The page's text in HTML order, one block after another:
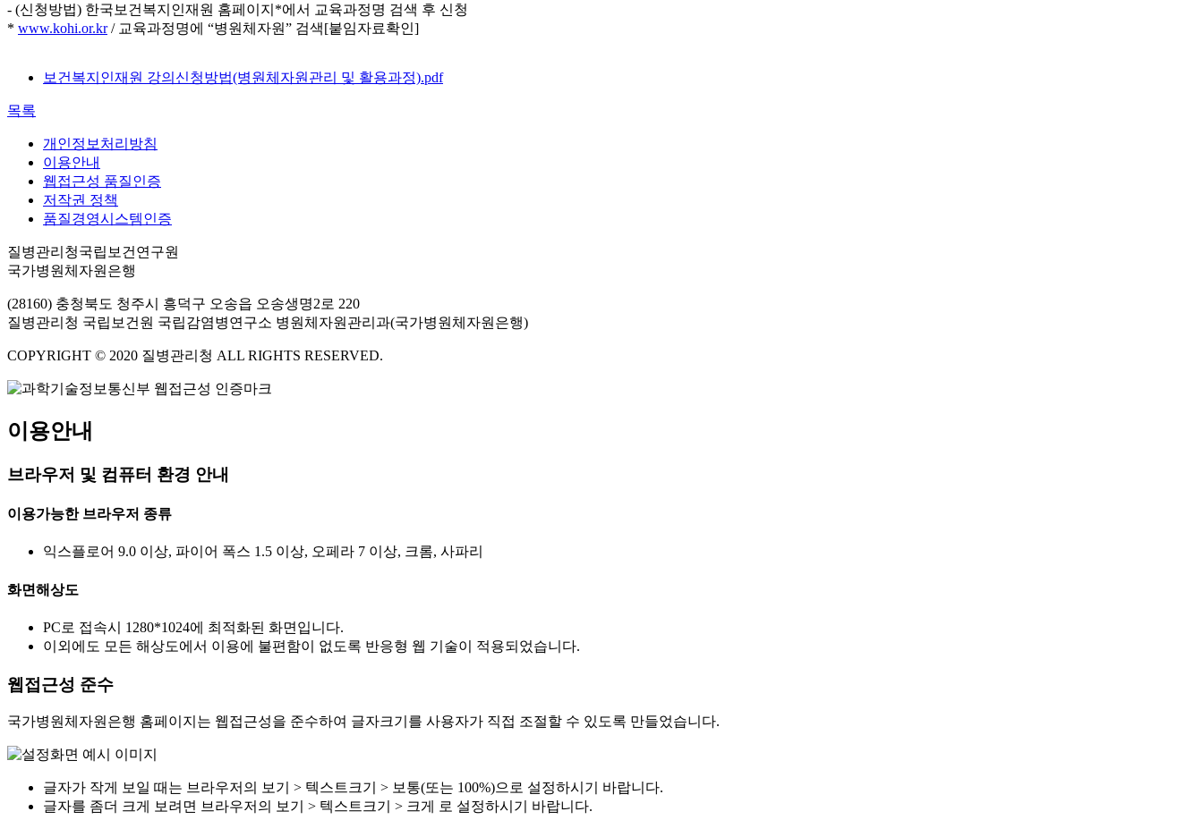
- (신청방법) 한국보건복지인재원 홈페이지*에서 교육과정명 검색 후 신청
* www.kohi.or.kr/ 교육과정명에 “병원체자원” 검색[붙임자료확인]
보건복지인재원 강의신청방법(병원체자원관리 및 활용과정).pdf
목록
개인정보처리방침
이용안내
웹접근성 품질인증
저작권 정책
품질경영시스템인증
질병관리청국립보건연구원
국가병원체자원은행
(28160) 충청북도 청주시 흥덕구 오송읍 오송생명2로 220
질병관리청 국립보건원 국립감염병연구소 병원체자원관리과(국가병원체자원은행)
COPYRIGHT © 2020 질병관리청 ALL RIGHTS RESERVED.
이용안내
브라우저 및 컴퓨터 환경 안내
이용가능한 브라우저 종류
익스플로어 9.0 이상, 파이어 폭스 1.5 이상, 오페라 7 이상, 크롬, 사파리
화면해상도
PC로 접속시 1280*1024에 최적화된 화면입니다.
이외에도 모든 해상도에서 이용에 불편함이 없도록 반응형 웹 기술이 적용되었습니다.
웹접근성 준수
국가병원체자원은행 홈페이지는 웹접근성을 준수하여 글자크기를 사용자가 직접 조절할 수 있도록 만들었습니다.
글자가 작게 보일 때는 브라우저의 보기 > 텍스트크기 > 보통(또는 100%)으로 설정하시기 바랍니다.
글자를 좀더 크게 보려면 브라우저의 보기 > 텍스트크기 > 크게 로 설정하시기 바랍니다.